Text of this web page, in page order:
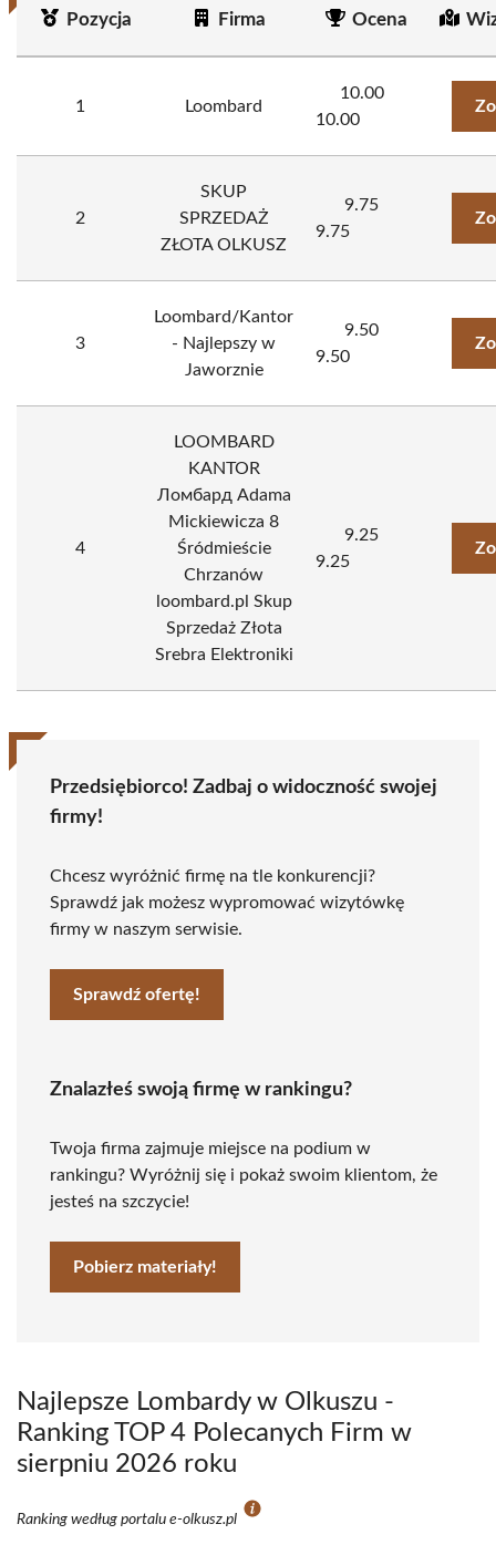
Pozycja Firma Ocena
1 Loombard
10.00
10.00
2
SKUP
SPRZEDAŻ
ZŁOTA OLKUSZ
9.75
9.75
3
Loombard/Kantor
- Najlepszy w
Jaworznie
9.50
9.50
4
LOOMBARD
KANTOR
Ломбард Adama
Mickiewicza 8
Śródmieście
Chrzanów
loombard.pl Skup
Sprzedaż Złota
Srebra Elektroniki
9.25
9.25
Przedsiębiorco! Zadbaj o widoczność swojej
firmy!
Chcesz wyróżnić firmę na tle konkurencji?
Sprawdź jak możesz wypromować wizytówkę
firmy w naszym serwisie.
Sprawdź ofertę!
Znalazłeś swoją firmę w rankingu?
Twoja firma zajmuje miejsce na podium w
rankingu? Wyróżnij się i pokaż swoim klientom, że
jesteś na szczycie!
Pobierz materiały!
Najlepsze Lombardy w Olkuszu -
Ranking TOP 4 Polecanych Firm w
sierpniu 2026 roku
Ranking według portalu e-olkusz.pl